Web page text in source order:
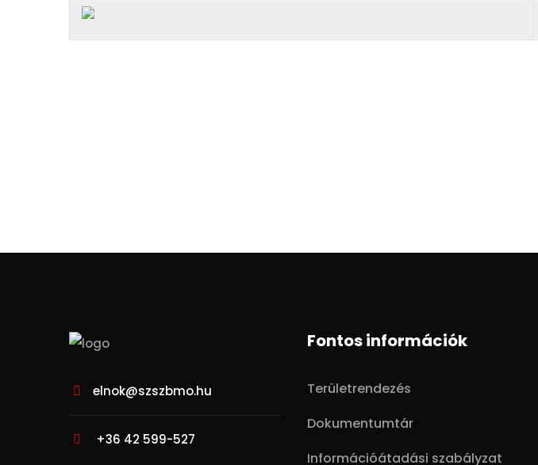
elnok@szszbmo.hu
+36 42 599-527
Fontos információk
Területrendezés
Dokumentumtár
Információátadási szabályzat